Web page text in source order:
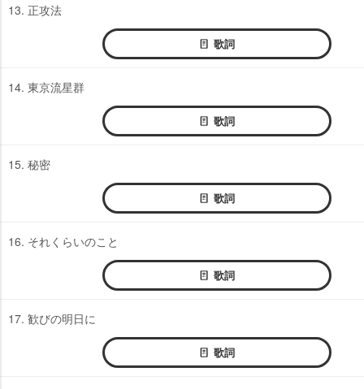
13. 正攻法
歌詞
14. 東京流星群
歌詞
15. 秘密
歌詞
16. それくらいのこと
歌詞
17. 歓びの明日に
歌詞